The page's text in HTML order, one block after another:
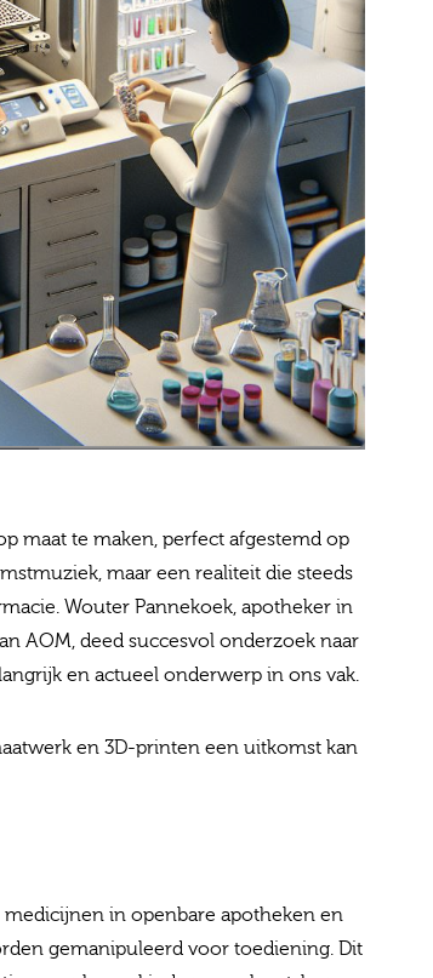
maat te maken, perfect afgestemd op
maar een realiteit die steeds
Wouter Pannekoek, apotheker in
AOM, deed succesvol onderzoek naar
en actueel onderwerp in ons vak.
en 3D-printen een uitkomst kan
medicijnen in openbare apotheken en
gemanipuleerd voor toediening. Dit